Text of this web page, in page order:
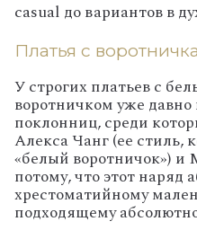
casual до вариантов в
Платья с
У строгих платьев с
воротничком уже
поклонниц, среди
Алекса Чанг (ее стиль,
«белый воротничок») и
потому, что этот наряд
хрестоматийному
подходящему